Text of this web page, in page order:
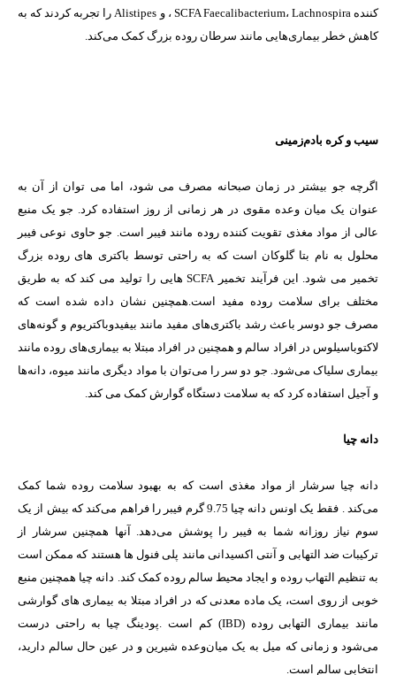
کننده SCFA Faecalibacterium، Lachnospira ، و Alistipes را تجربه کردند که به
کاهش خطر بیماری‌هایی مانند سرطان روده بزرگ کمک می‌کند.
سیب و کره بادم‌زمینی
اگرچه جو بیشتر در زمان صبحانه مصرف می شود، اما می توان از آن به
عنوان یک میان وعده مقوی در هر زمانی از روز استفاده کرد. جو یک منبع
عالی از مواد مغذی تقویت کننده روده مانند فیبر است. جو حاوی نوعی فیبر
محلول به نام بتا گلوکان است که به راحتی توسط باکتری های روده بزرگ
تخمیر می شود. این فرآیند تخمیر SCFA هایی را تولید می کند که به طریق
مختلف برای سلامت روده مفید است.همچنین نشان داده شده است که
مصرف جو دوسر باعث رشد باکتری‌های مفید مانند بیفیدوباکتریوم و گونه‌های
لاکتوباسیلوس در افراد سالم و همچنین در افراد مبتلا به بیماری‌های روده مانند
بیماری سلیاک می‌شود. جو دو سر را می‌توان با مواد دیگری مانند میوه، دانه‌ها
و آجیل استفاده کرد که به سلامت دستگاه گوارش کمک می کند.
دانه چیا
دانه چیا سرشار از مواد مغذی است که به بهبود سلامت روده شما کمک
می‌کند . فقط یک اونس دانه چیا 9.75 گرم فیبر را فراهم می‌کند که بیش از یک
سوم نیاز روزانه شما به فیبر را پوشش می‌دهد. آنها همچنین سرشار از
ترکیبات ضد التهابی و آنتی اکسیدانی مانند پلی فنول ها هستند که ممکن است
به تنظیم التهاب روده و ایجاد محیط سالم روده کمک کند. دانه چیا همچنین منبع
خوبی از روی است، یک ماده معدنی که در افراد مبتلا به بیماری های گوارشی
مانند بیماری التهابی روده (IBD) کم است .پودینگ چیا به راحتی درست
می‌شود و زمانی که میل به یک میان‌وعده شیرین و در عین حال سالم دارید،
انتخابی سالم است.